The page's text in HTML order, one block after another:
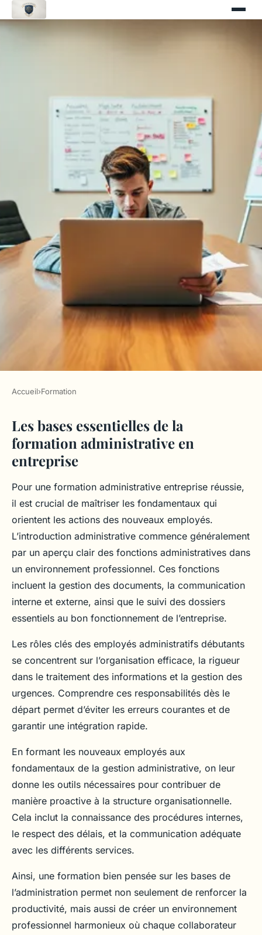
Découvrez les Fondamentaux
de la Formation
Administrative en Entreprise :
Un Guide Pratique pour les
Nouveaux Comers
Lyam•8 octobre 2025•4 min de lecture
Accueil›Formation
Les bases essentielles de la
formation administrative en
entreprise
Pour une formation administrative entreprise réussie,
il est crucial de maîtriser les fondamentaux qui
orientent les actions des nouveaux employés.
L’introduction administrative commence généralement
par un aperçu clair des fonctions administratives dans
un environnement professionnel. Ces fonctions
incluent la gestion des documents, la communication
interne et externe, ainsi que le suivi des dossiers
essentiels au bon fonctionnement de l’entreprise.
Les rôles clés des employés administratifs débutants
se concentrent sur l’organisation efficace, la rigueur
dans le traitement des informations et la gestion des
urgences. Comprendre ces responsabilités dès le
départ permet d’éviter les erreurs courantes et de
garantir une intégration rapide.
En formant les nouveaux employés aux
fondamentaux de la gestion administrative, on leur
donne les outils nécessaires pour contribuer de
manière proactive à la structure organisationnelle.
Cela inclut la connaissance des procédures internes,
le respect des délais, et la communication adéquate
avec les différents services.
Ainsi, une formation bien pensée sur les bases de
l’administration permet non seulement de renforcer la
productivité, mais aussi de créer un environnement
professionnel harmonieux où chaque collaborateur